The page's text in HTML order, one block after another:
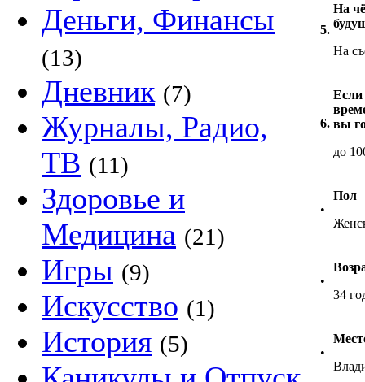
Деньги, Финансы
(13)
Дневник (7)
Журналы, Радио,
ТВ (11)
Здоровье и
Медицина (21)
Игры (9)
Искусство (1)
История (5)
5.
На
На
6.
Если
вы
до
•
Пол
•
34
•